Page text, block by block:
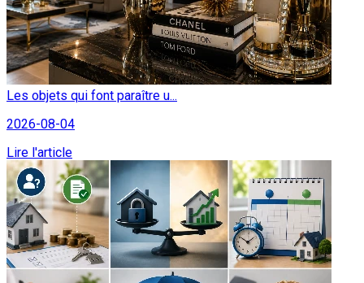
Les objets qui font paraître u...
2026-08-04
Lire l'article